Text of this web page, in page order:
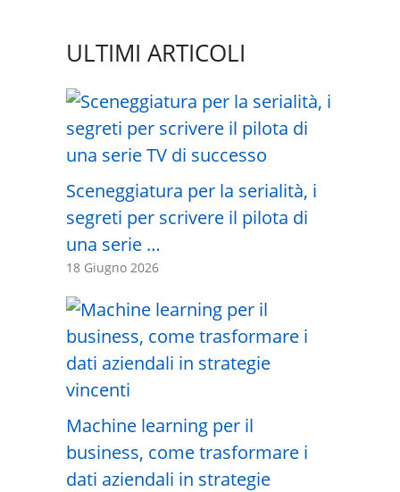
ULTIMI ARTICOLI
Sceneggiatura per la serialità, i
segreti per scrivere il pilota di
una serie …
18 Giugno 2026
Machine learning per il
business, come trasformare i
dati aziendali in strategie